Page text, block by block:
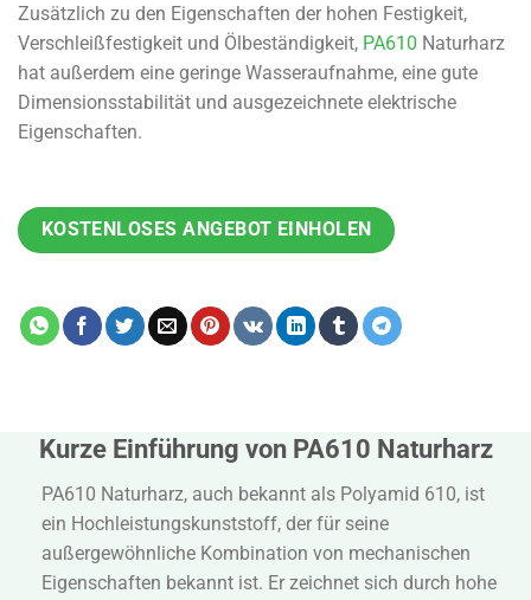
Zusätzlich zu den Eigenschaften der hohen Festigkeit,
Verschleißfestigkeit und Ölbeständigkeit, PA610 Naturharz
hat außerdem eine geringe Wasseraufnahme, eine gute
Dimensionsstabilität und ausgezeichnete elektrische
Eigenschaften.
KOSTENLOSES ANGEBOT EINHOLEN
Kurze Einführung von PA610 Naturharz
PA610 Naturharz, auch bekannt als Polyamid 610, ist
ein Hochleistungskunststoff, der für seine
außergewöhnliche Kombination von mechanischen
Eigenschaften bekannt ist. Er zeichnet sich durch hohe